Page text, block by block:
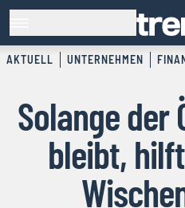
AKTUELL UNTERNEHMEN
Solange der
bleibt,